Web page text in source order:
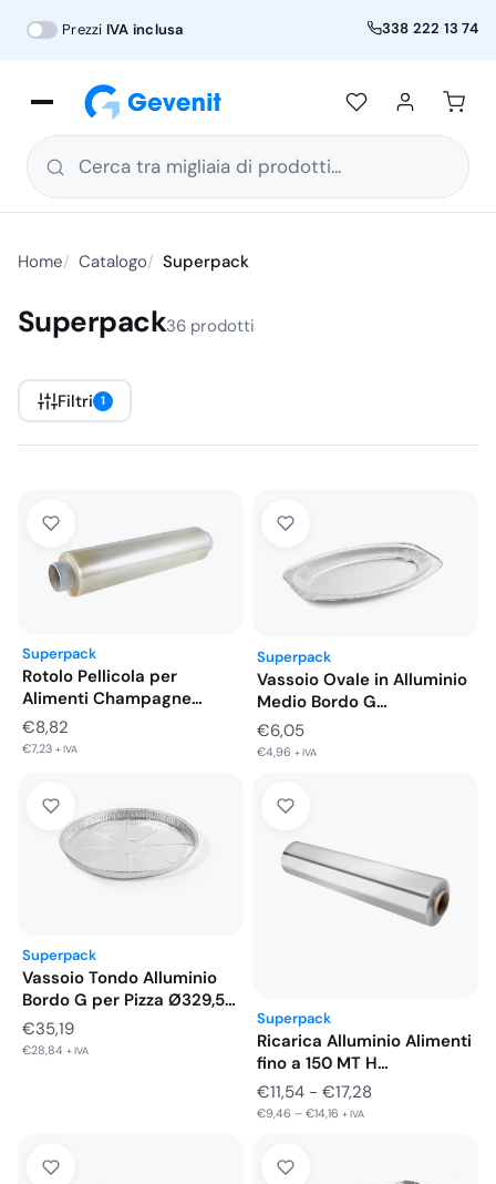
Prezzi IVA inclusa 338 222 13 74
Cerca tra migliaia di prodotti...
Home Catalogo Superpack
Superpack36 prodotti
Filtri 1
Superpack
Rotolo Pellicola per
Alimenti Champagne
senza Box 300MT…
€8,82
€7,23 + IVA
Superpack
Vassoio Ovale in Alluminio
Medio Bordo G
429x288x25…
€6,05
€4,96 + IVA
Superpack
Vassoio Tondo Alluminio
Bordo G per Pizza Ø329,5…
€35,19
€28,84 + IVA
Superpack
Ricarica Alluminio Alimenti
fino a 150 MT H…
€11,54 - €17,28
€9,46 – €14,16 + IVA